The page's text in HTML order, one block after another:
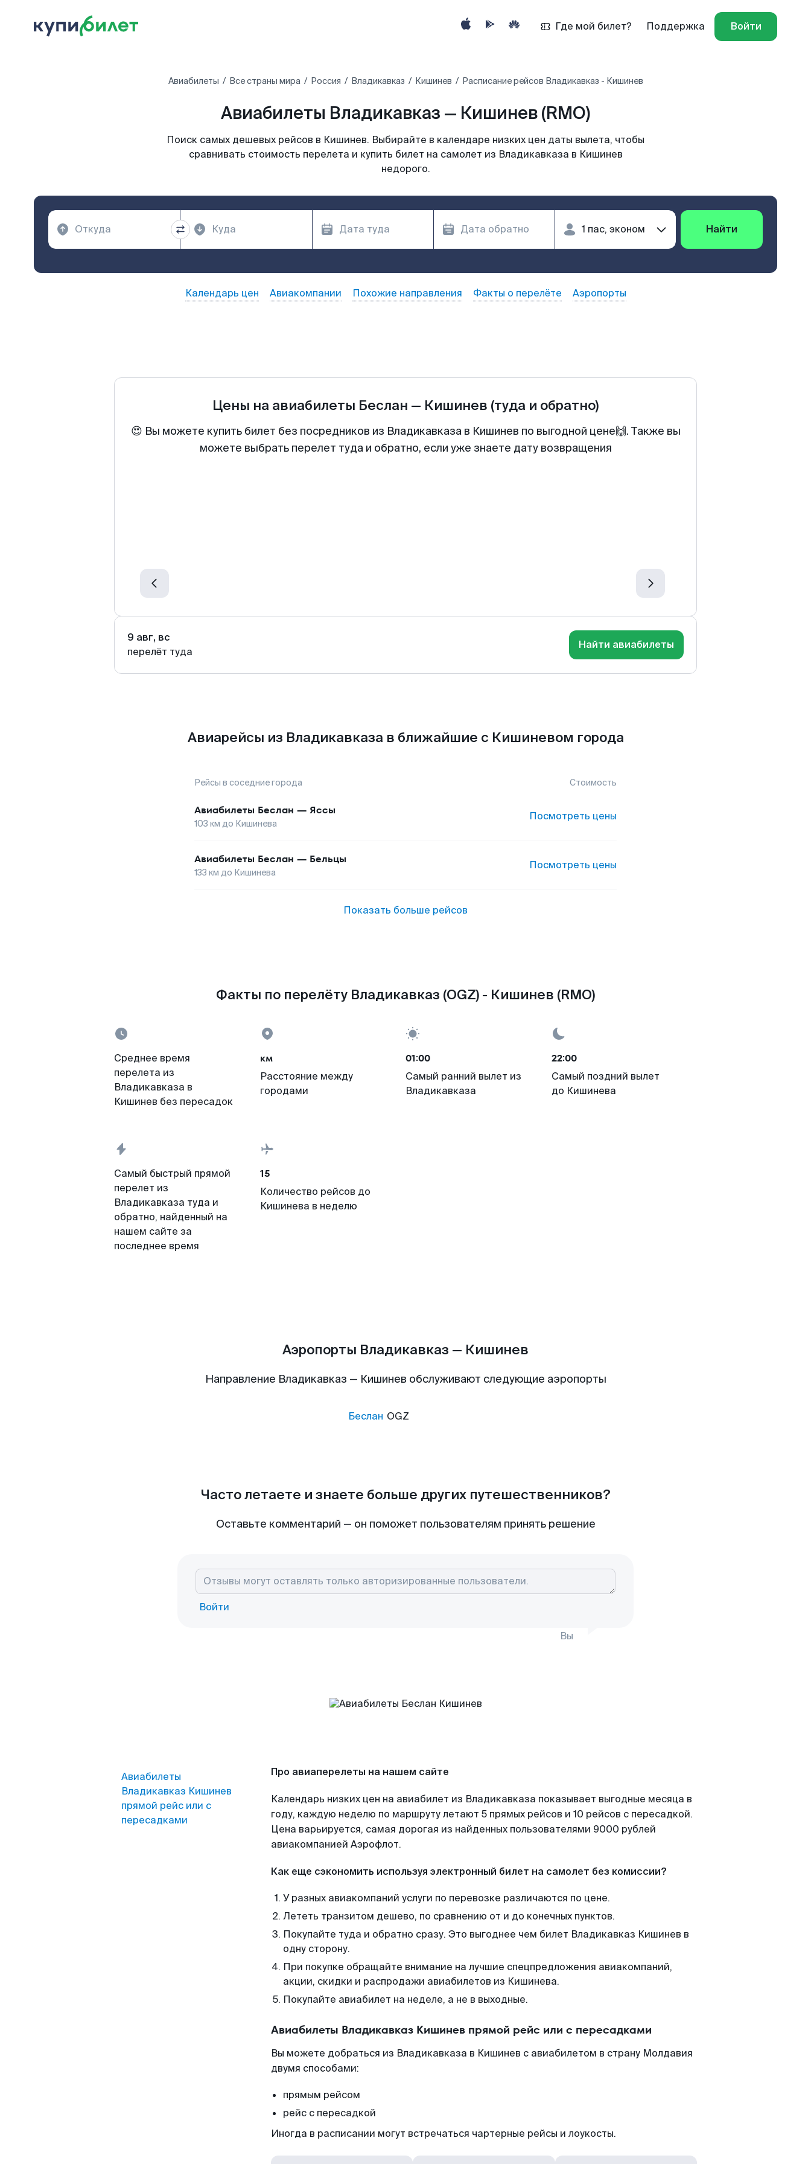
Где мой билет? Поддержка Войти
Авиабилеты Все страны мира Россия Владикавказ Кишинев Расписание рейсов Владикавказ - Кишинев
Авиабилеты Владикавказ — Кишинев (RMO)
Поиск самых дешевых рейсов в Кишинев. Выбирайте в календаре низких цен даты вылета, чтобы
сравнивать стоимость перелета и купить билет на самолет из Владикавказа в Кишинев
недорого.
Найти
Календарь цен Авиакомпании Похожие направления Факты о перелёте Аэропорты
Цены на авиабилеты Беслан — Кишинев (туда и обратно)
😍 Вы можете купить билет без посредников из Владикавказа в Кишинев по выгодной цене🙌. Также вы
можете выбрать перелет туда и обратно, если уже знаете дату возвращения
9 авг, вс
перелёт туда
Найти авиабилеты
Авиарейсы из Владикавказа в ближайшие с Кишиневом города
Рейсы в соседние города Стоимость
Авиабилеты Беслан — Яссы
103 км до Кишинева
Посмотреть цены
Авиабилеты Беслан — Бельцы
133 км до Кишинева
Посмотреть цены
Показать больше рейсов
Факты по перелёту Владикавказ (OGZ) - Кишинев (RMO)
Среднее время
перелета из
Владикавказа в
Кишинев без пересадок
км
Расстояние между
городами
01:00
Самый ранний вылет из
Владикавказа
22:00
Самый поздний вылет
до Кишинева
Самый быстрый прямой
перелет из
Владикавказа туда и
обратно, найденный на
нашем сайте за
последнее время
15
Количество рейсов до
Кишинева в неделю
Аэропорты Владикавказ — Кишинев
Направление Владикавказ — Кишинев обслуживают следующие аэропорты
Беслан OGZ
Часто летаете и знаете больше других путешественников?
Оставьте комментарий — он поможет пользователям принять решение
Войти
Вы
Авиабилеты
Владикавказ Кишинев
прямой рейс или с
пересадками
Про авиаперелеты на нашем сайте
Календарь низких цен на авиабилет из Владикавказа показывает выгодные месяца в
году, каждую неделю по маршруту летают 5 прямых рейсов и 10 рейсов с пересадкой.
Цена варьируется, самая дорогая из найденных пользователями 9000 рублей
авиакомпанией Аэрофлот.
Как еще сэкономить используя электронный билет на самолет без комиссии?
У разных авиакомпаний услуги по перевозке различаются по цене.
Лететь транзитом дешево, по сравнению от и до конечных пунктов.
Покупайте туда и обратно сразу. Это выгоднее чем билет Владикавказ Кишинев в
одну сторону.
При покупке обращайте внимание на лучшие спецпредложения авиакомпаний,
акции, скидки и распродажи авиабилетов из Кишинева.
Покупайте авиабилет на неделе, а не в выходные.
Авиабилеты Владикавказ Кишинев прямой рейс или с пересадками
Вы можете добраться из Владикавказа в Кишинев с авиабилетом в страну Молдавия
двумя способами:
прямым рейсом
рейс с пересадкой
Иногда в расписании могут встречаться чартерные рейсы и лоукосты.